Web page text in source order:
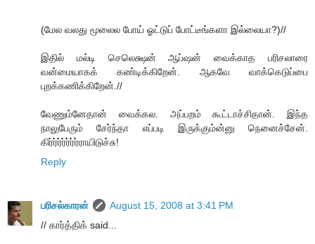
(மேல வலது மூலைல போய் ஓட்டுப் போட்டீங்களா இல்லையா?)//
இதில் மல்டி செலெக்ஷன் ஆப்ஷன் வைக்காத பரிசலாரை
வன்மையாகக் கண்டிக்கிறேன். ஆகவே வாக்கெடுப்பை
புறக்கணிக்கிறேன்.//
வேணும்னேதான் வைக்கல. அப்பறம் கூட்டாச்சிதான். இந்த
நாலுபேரும் சேர்ந்தா எப்படி இருக்கும்ன்னு நெனைச்சேன்.
கிர்ர்ர்ர்ர்ர்ர்ராயிடுச்சு!
Reply
பரிசல்காரன்
August 15, 2008 at 3:41 PM
// கார்த்திக் said...